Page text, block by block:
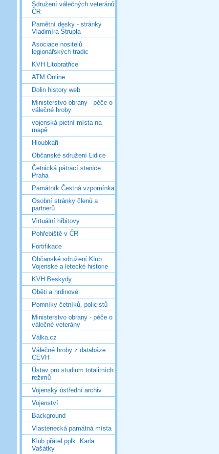
Sdružení válečných veteránů
ČR
Pamětní desky - stránky
Vladimíra Štrupla
Asociace nositelů
legionářských tradic
KVH Litobratřice
ATM Online
Dolin history web
Ministerstvo obrany - péče o
válečné hroby
vojenská pietní místa na
mapě
Hloubkaři
Občanské sdružení Lidice
Četnická pátrací stanice
Praha
Památník Čestná vzpomínka
Osobní stránky členů a
partnerů
Virtuální hřbitovy
Pohřebiště v ČR
Fortifikace
Občanské sdružení Klub
Vojenské a letecké historie
KVH Beskydy
Oběti a hrdinové
Pomníky četníků, policistů
Ministerstvo obrany - péče o
válečné veterány
Válka.cz
Válečné hroby z databáze
CEVH
Ústav pro studium totalitních
režimů
Vojenský ústřední archiv
Vojenství
Background
Vlastenecká památná místa
Klub přátel pplk. Karla
Vašátky